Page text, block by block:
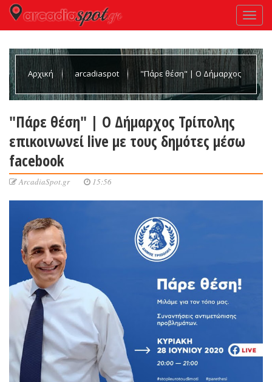
Αρχική arcadiaspot "Πάρε θέση" | Ο Δήμαρχος
"Πάρε θέση" | Ο Δήμαρχος Τρίπολης
επικοινωνεί live με τους δημότες μέσω
facebook
ArcadiaSpot.gr 15:56